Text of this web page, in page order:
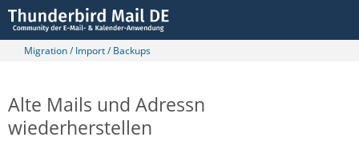
Migration / Import / Backups
Alte Mails und Adressn
wiederherstellen